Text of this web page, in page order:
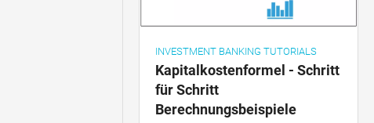
INVESTMENT BANKING TUTORIALS
Kapitalkostenformel - Schritt
für Schritt
Berechnungsbeispiele